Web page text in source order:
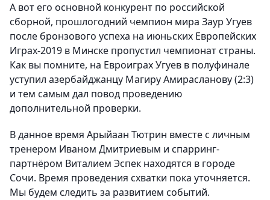
А вот его основной конкурент по российской
сборной, прошлогодний чемпион мира Заур Угуев
после бронзового успеха на июньских Европейских
Играх-2019 в Минске пропустил чемпионат страны.
Как вы помните, на Евроиграх Угуев в полуфинале
уступил азербайджанцу Магиру Амирасланову (2:3)
и тем самым дал повод проведению
дополнительной проверки.
В данное время Арыйаан Тютрин вместе с личным
тренером Иваном Дмитриевым и спарринг-
партнёром Виталием Эспек находятся в городе
Сочи. Время проведения схватки пока уточняется.
Мы будем следить за развитием событий.